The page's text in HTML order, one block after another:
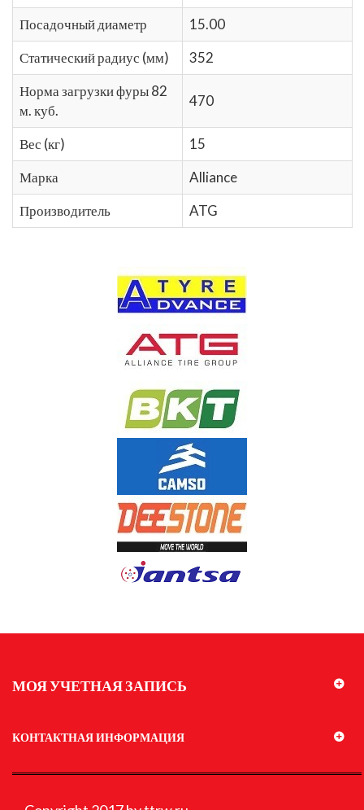
Посадочный диаметр
15.00
Статический радиус (мм)
352
Норма загрузки фуры 82
м. куб.
470
Вес (кг)
15
Марка
Alliance
Производитель
ATG
МОЯ УЧЕТНАЯ ЗАПИСЬ
КОНТАКТНАЯ ИНФОРМАЦИЯ